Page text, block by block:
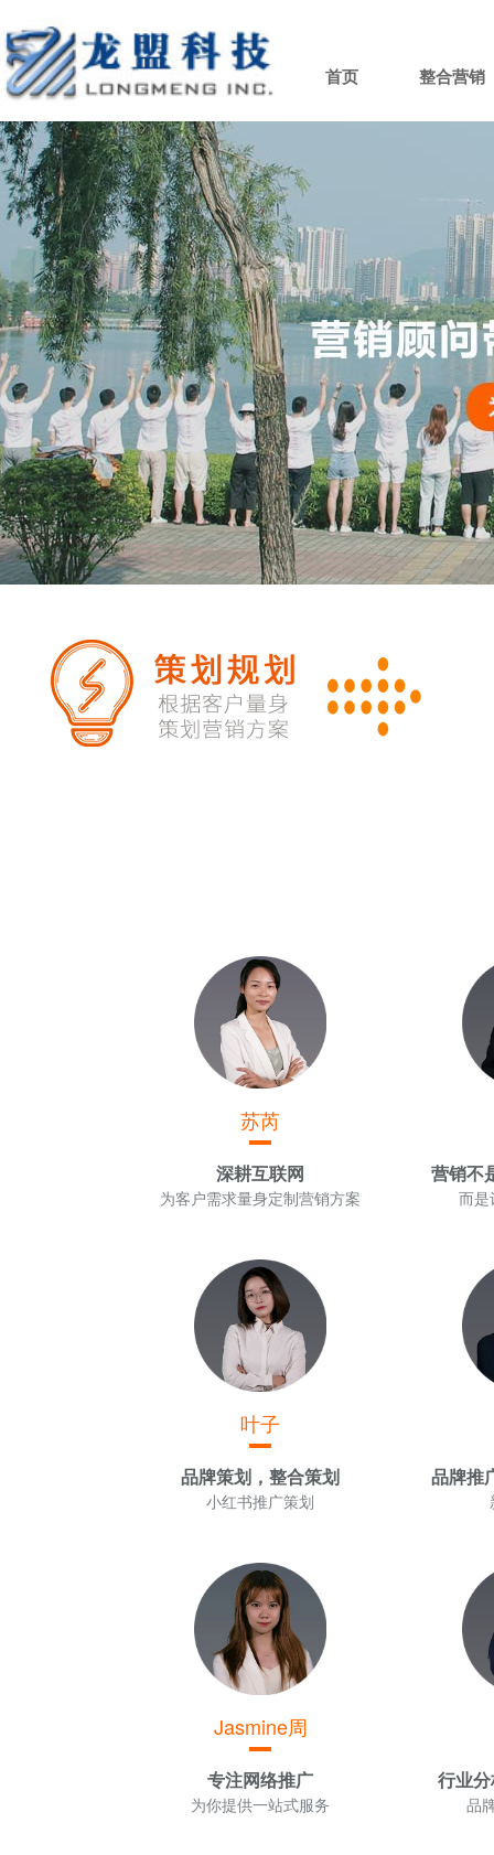
首页 整合营销
苏芮
深耕互联网
为客户需求量身定制营销方案
营销不
而是
叶子
品牌策划，整合策划
小红书推广策划
品牌推
Jasmine周
专注网络推广
为你提供一站式服务
行业
品